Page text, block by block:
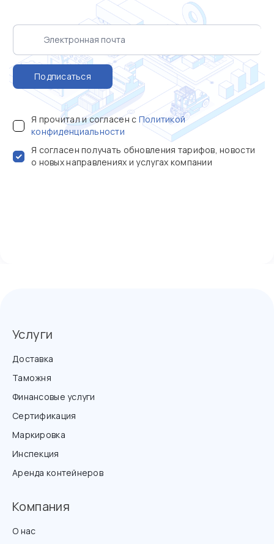
Подписаться
Я прочитал и согласен с Политикой
конфиденциальности
Я согласен получать обновления тарифов, новости
о новых направлениях и услугах компании
Услуги
Доставка
Таможня
Финансовые услуги
Сертификация
Маркировка
Инспекция
Аренда контейнеров
Компания
О нас